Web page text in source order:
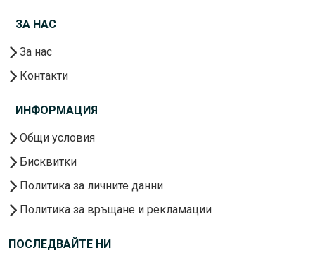
ЗА НАС
За нас
Контакти
ИНФОРМАЦИЯ
Общи условия
Бисквитки
Политика за личните данни
Политика за връщане и рекламации
ПОСЛЕДВАЙТЕ НИ